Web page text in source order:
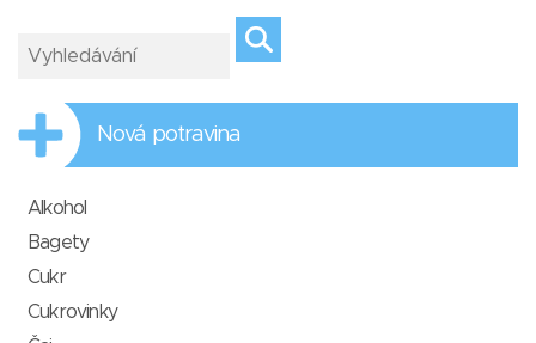
Nová potravina
Alkohol
Bagety
Cukr
Cukrovinky